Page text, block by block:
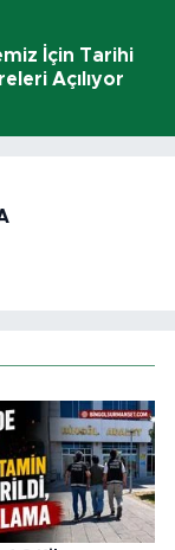
İçin Tarihi
Açılıyor